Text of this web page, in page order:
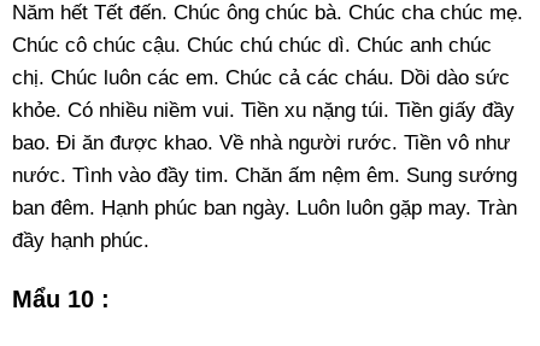
Năm hết Tết đến. Chúc ông chúc bà. Chúc cha chúc mẹ.
Chúc cô chúc cậu. Chúc chú chúc dì. Chúc anh chúc
chị. Chúc luôn các em. Chúc cả các cháu. Dồi dào sức
khỏe. Có nhiều niềm vui. Tiền xu nặng túi. Tiền giấy đầy
bao. Đi ăn được khao. Về nhà người rước. Tiền vô như
nước. Tình vào đầy tim. Chăn ấm nệm êm. Sung sướng
ban đêm. Hạnh phúc ban ngày. Luôn luôn gặp may. Tràn
đầy hạnh phúc.
Mẩu 10 :